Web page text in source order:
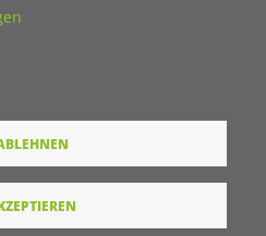
ansprechen
Stiftung elektronisch
Hier finden Sie unsere